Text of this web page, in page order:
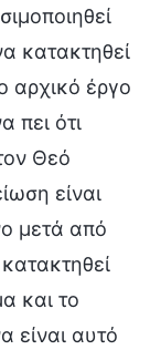
κατακτηθεί
αρχικό έργο
πει ότι
Θεό
είναι
μετά από
και το
είναι αυτό